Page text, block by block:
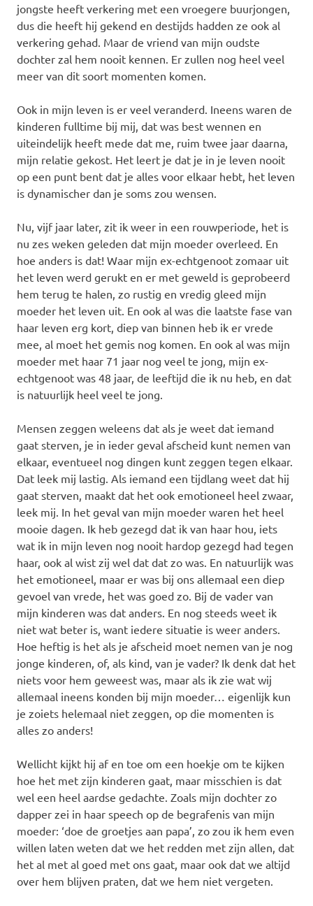
jongste heeft verkering met een vroegere buurjongen,
dus die heeft hij gekend en destijds hadden ze ook al
verkering gehad. Maar de vriend van mijn oudste
dochter zal hem nooit kennen. Er zullen nog heel veel
meer van dit soort momenten komen.
Ook in mijn leven is er veel veranderd. Ineens waren de
kinderen fulltime bij mij, dat was best wennen en
uiteindelijk heeft mede dat me, ruim twee jaar daarna,
mijn relatie gekost. Het leert je dat je in je leven nooit
op een punt bent dat je alles voor elkaar hebt, het leven
is dynamischer dan je soms zou wensen.
Nu, vijf jaar later, zit ik weer in een rouwperiode, het is
nu zes weken geleden dat mijn moeder overleed. En
hoe anders is dat! Waar mijn ex-echtgenoot zomaar uit
het leven werd gerukt en er met geweld is geprobeerd
hem terug te halen, zo rustig en vredig gleed mijn
moeder het leven uit. En ook al was die laatste fase van
haar leven erg kort, diep van binnen heb ik er vrede
mee, al moet het gemis nog komen. En ook al was mijn
moeder met haar 71 jaar nog veel te jong, mijn ex-
echtgenoot was 48 jaar, de leeftijd die ik nu heb, en dat
is natuurlijk heel veel te jong.
Mensen zeggen weleens dat als je weet dat iemand
gaat sterven, je in ieder geval afscheid kunt nemen van
elkaar, eventueel nog dingen kunt zeggen tegen elkaar.
Dat leek mij lastig. Als iemand een tijdlang weet dat hij
gaat sterven, maakt dat het ook emotioneel heel zwaar,
leek mij. In het geval van mijn moeder waren het heel
mooie dagen. Ik heb gezegd dat ik van haar hou, iets
wat ik in mijn leven nog nooit hardop gezegd had tegen
haar, ook al wist zij wel dat dat zo was. En natuurlijk was
het emotioneel, maar er was bij ons allemaal een diep
gevoel van vrede, het was goed zo. Bij de vader van
mijn kinderen was dat anders. En nog steeds weet ik
niet wat beter is, want iedere situatie is weer anders.
Hoe heftig is het als je afscheid moet nemen van je nog
jonge kinderen, of, als kind, van je vader? Ik denk dat het
niets voor hem geweest was, maar als ik zie wat wij
allemaal ineens konden bij mijn moeder… eigenlijk kun
je zoiets helemaal niet zeggen, op die momenten is
alles zo anders!
Wellicht kijkt hij af en toe om een hoekje om te kijken
hoe het met zijn kinderen gaat, maar misschien is dat
wel een heel aardse gedachte. Zoals mijn dochter zo
dapper zei in haar speech op de begrafenis van mijn
moeder: ‘doe de groetjes aan papa’, zo zou ik hem even
willen laten weten dat we het redden met zijn allen, dat
het al met al goed met ons gaat, maar ook dat we altijd
over hem blijven praten, dat we hem niet vergeten.